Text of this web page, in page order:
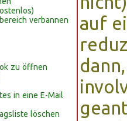
verbannen
zu öffnen
in eine E-Mail
löschen
auf